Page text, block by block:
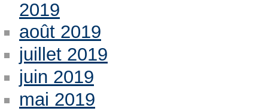
2019
août 2019
juillet 2019
juin 2019
mai 2019